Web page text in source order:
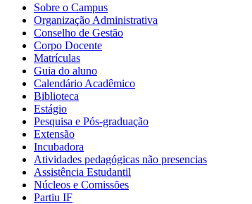
Sobre o Campus
Organização Administrativa
Conselho de Gestão
Corpo Docente
Matrículas
Guia do aluno
Calendário Acadêmico
Biblioteca
Estágio
Pesquisa e Pós-graduação
Extensão
Incubadora
Atividades pedagógicas não presencias
Assistência Estudantil
Núcleos e Comissões
Partiu IF